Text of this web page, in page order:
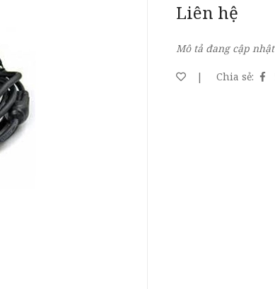
Liên hệ
Mô tả đang cập nhật
| Chia sẻ: